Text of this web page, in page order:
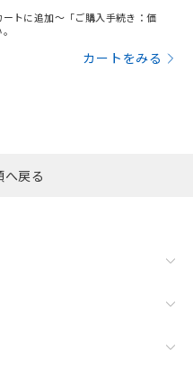
トに追加～「ご購入手続き：価
カートをみる
へ戻る